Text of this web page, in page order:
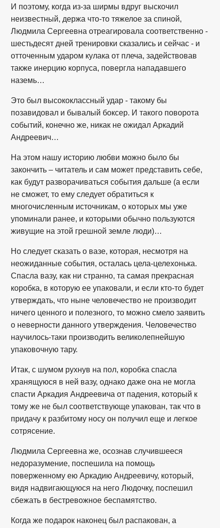
И поэтому, когда из-за ширмы вдруг выскочил
неизвестный, держа что-то тяжелое за спиной,
Людмила Сергеевна отреагировала соответственно -
шестьдесят дней тренировки сказались и сейчас - и
отточенным ударом кулака от плеча, задействовав
также инерцию корпуса, повергла нападавшего
наземь…
Это был высококлассный удар - такому бы
позавидовал и бывалый боксер. И такого поворота
событий, конечно же, никак не ожидал Аркадий
Андреевич…
На этом нашу историю любви можно было бы
закончить – читатель и сам может представить себе,
как будут разворачиваться события дальше (а если
не сможет, то ему следует обратиться к
многочисленным источникам, о которых мы уже
упоминали ранее, и которыми обычно пользуются
живущие на этой грешной земле люди)…
Но следует сказать о вазе, которая, несмотря на
неожиданные события, осталась цела-целехонька.
Спасла вазу, как ни странно, та самая прекрасная
коробка, в которую ее упаковали, и если кто-то будет
утверждать, что ныне человечество не производит
ничего ценного и полезного, то можно смело заявить
о неверности данного утверждения. Человечество
научилось-таки производить великолепнейшую
упаковочную тару.
Итак, с шумом рухнув на пол, коробка спасла
хранящуюся в ней вазу, однако даже она не могла
спасти Аркадия Андреевича от падения, который к
тому же не был соответствующе упакован, так что в
придачу к разбитому носу он получил еще и легкое
сотрясение.
Людмила Сергеевна же, осознав случившееся
недоразумение, поспешила на помощь
поверженному ею Аркадию Андреевичу, который,
видя надвигающуюся на него Людочку, поспешил
сбежать в бестревожное беспамятство.
Когда же подарок наконец был распакован, а